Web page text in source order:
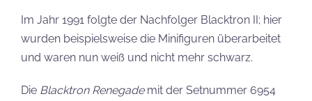
Im Jahr 1991 folgte der Nachfolger Blacktron II; hier
wurden beispielsweise die Minifiguren überarbeitet
und waren nun weiß und nicht mehr schwarz.
Die Blacktron Renegademit der Setnummer 6954